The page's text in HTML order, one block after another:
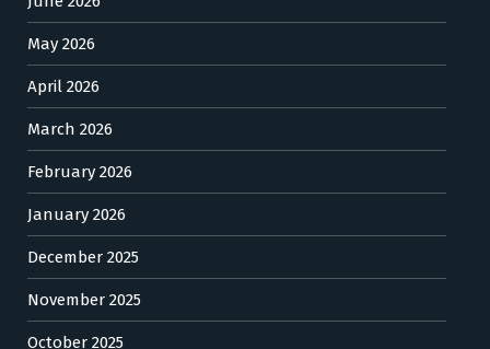
May 2026
April 2026
March 2026
February 2026
January 2026
December 2025
November 2025
October 2025